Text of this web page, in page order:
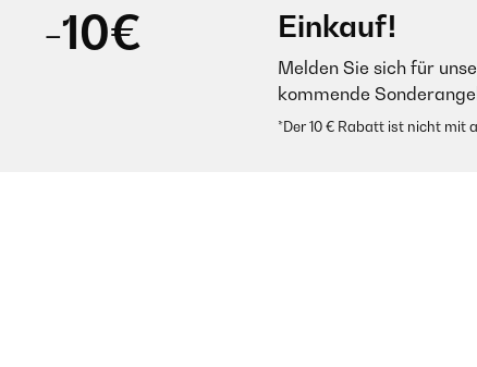
-10€
Einkauf!
Melden Sie sich für
kommende
*Der 10 € Rabatt ist nicht mit